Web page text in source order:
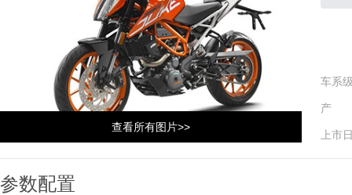
查看所有图片>>
车系
产
上市
参数配置